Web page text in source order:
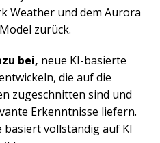
Weather und dem Aurora
zurück.
bei, neue KI-basierte
die auf die
zugeschnitten sind und
Erkenntnisse liefern.
vollständig auf KI